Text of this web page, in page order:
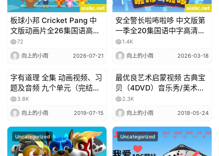
板球小邦 Cricket Pang 中
文版动画片全26集国语高清
1080P视频MP4网盘下载
72
向上的小雨 2026-07-21
安全警长啦咘啦哆 中文版第
一季全20集国语中字高清
1080P视频MP4网盘下载
1.4K
向上的小雨 2026-03-18
Uncategorized
字有道理 全集 动画视频、习
题及音频 九个单元（完结版
本）《小学语文字词通解》
3.8K
向上的小雨 2019-07-15
Uncategorized
最优良艺术启蒙视频 古典宝
贝（4DVD）音乐秀/美术秀/
舞蹈季
2.3K
向上的小雨 2018-05-24
Uncategorized Uncategorized